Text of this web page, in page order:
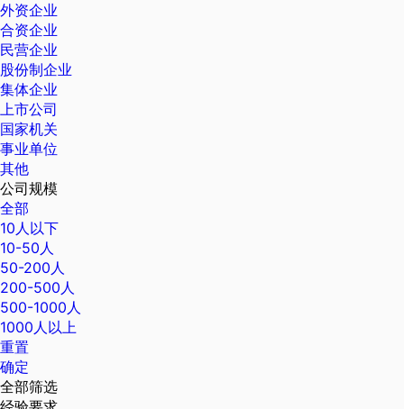
外资企业
合资企业
民营企业
股份制企业
集体企业
上市公司
国家机关
事业单位
其他
公司规模
全部
10人以下
10-50人
50-200人
200-500人
500-1000人
1000人以上
重置
确定
全部筛选